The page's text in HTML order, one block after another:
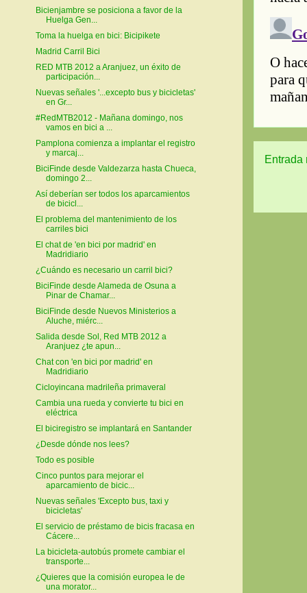
Entrada
Bicienjambre se posiciona a favor de la
Huelga Gen...
Toma la huelga en bici: Bicipikete
Madrid Carril Bici
RED MTB 2012 a Aranjuez, un éxito de
participación...
Nuevas señales '...excepto bus y bicicletas'
en Gr...
#RedMTB2012 - Mañana domingo, nos
vamos en bici a ...
Pamplona comienza a implantar el registro
y marcaj...
BiciFinde desde Valdezarza hasta Chueca,
domingo 2...
Así deberían ser todos los aparcamientos
de bicicl...
El problema del mantenimiento de los
carriles bici
El chat de 'en bici por madrid' en
Madridiario
¿Cuándo es necesario un carril bici?
BiciFinde desde Alameda de Osuna a
Pinar de Chamar...
BiciFinde desde Nuevos Ministerios a
Aluche, miérc...
Salida desde Sol, Red MTB 2012 a
Aranjuez ¿te apun...
Chat con 'en bici por madrid' en
Madridiario
Cicloyincana madrileña primaveral
Cambia una rueda y convierte tu bici en
eléctrica
El biciregistro se implantará en Santander
¿Desde dónde nos lees?
Todo es posible
Cinco puntos para mejorar el
aparcamiento de bicic...
Nuevas señales 'Excepto bus, taxi y
bicicletas'
El servicio de préstamo de bicis fracasa en
Cácere...
La bicicleta-autobús promete cambiar el
transporte...
¿Quieres que la comisión europea le de
una morator...